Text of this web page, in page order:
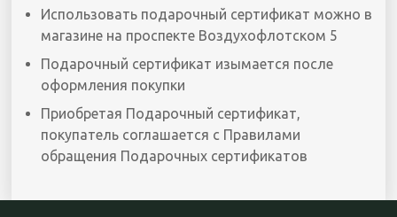
Использовать подарочный сертификат можно в
магазине на проспекте Воздухофлотском 5
Подарочный сертификат изымается после
оформления покупки
Приобретая Подарочный сертификат,
покупатель соглашается с Правилами
обращения Подарочных сертификатов